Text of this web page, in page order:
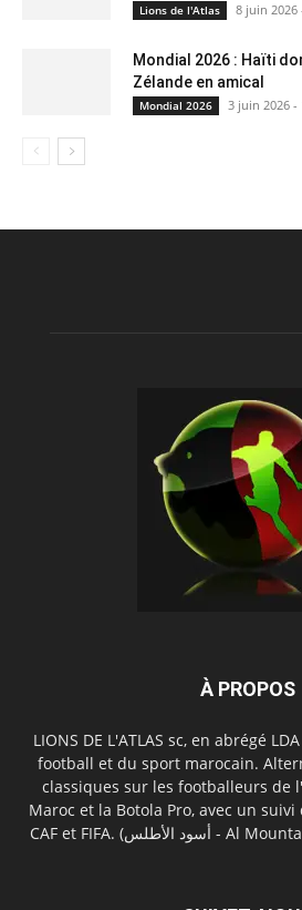
Lions de l'Atlas 8 juin 2026
Mondial 2026 : Haïti
Zélande en amical
Mondial 2026 3 juin 2026 -
À PROPOS
LIONS DE L'ATLAS sc, en abrégé
football et du sport marocain.
classiques sur les footballeurs de
Maroc et la Botola Pro, avec un